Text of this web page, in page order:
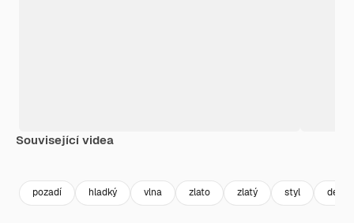
Související videa
pozadí hladký vlna zlato zlatý styl